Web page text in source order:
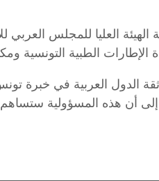
العليا للمجلس العربي
الطبية التونسية
الدول العربية في خبرة
أن هذه المسؤولية